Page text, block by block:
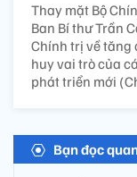
Thay mặt Bộ
Ban Bí thư Trần
Chính trị về tăng
huy vai trò của
phát triển mới
Bạn đọc